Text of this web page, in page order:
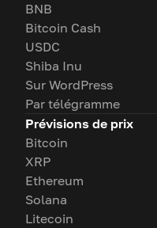
BNB
Bitcoin Cash
USDC
Shiba Inu
Sur WordPress
Par télégramme
Prévisions de prix
Bitcoin
XRP
Ethereum
Solana
Litecoin